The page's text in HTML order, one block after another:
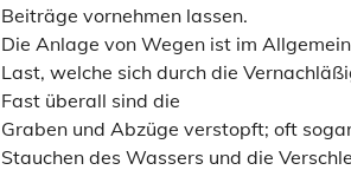
Beiträge vornehmen lassen.
Die Anlage von Wegen ist im
Last, welche sich durch die
Fast überall sind die
Graben und Abzüge verstopft; oft
Stauchen des Wassers und die